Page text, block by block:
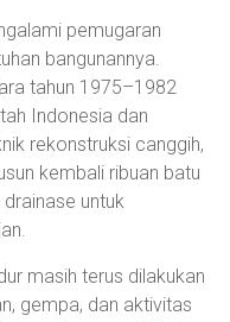
pemugaran
bangunannya.
tahun 1975–1982
Indonesia dan
rekonstruksi canggih,
kembali ribuan batu
untuk
masih terus dilakukan
gempa, dan aktivitas